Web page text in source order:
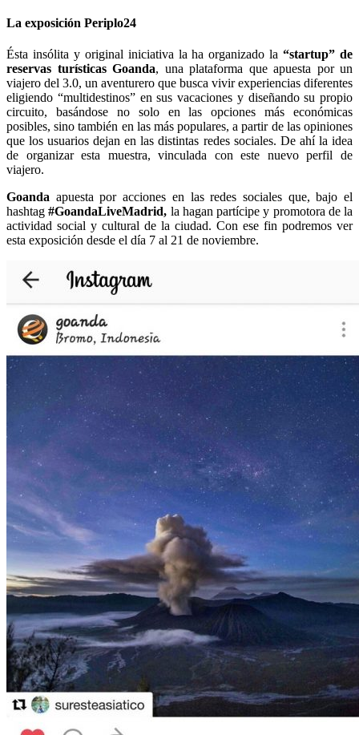
La exposición Periplo24
Ésta insólita y original iniciativa la ha organizado la “startup” de
reservas turísticas Goanda, una plataforma que apuesta por un
viajero del 3.0, un aventurero que busca vivir experiencias diferentes
eligiendo “multidestinos” en sus vacaciones y diseñando su propio
circuito, basándose no solo en las opciones más económicas
posibles, sino también en las más populares, a partir de las opiniones
que los usuarios dejan en las distintas redes sociales. De ahí la idea
de organizar esta muestra, vinculada con este nuevo perfil de
viajero.
Goanda apuesta por acciones en las redes sociales que, bajo el
hashtag#GoandaLiveMadrid, la hagan partícipe y promotora de la
actividad social y cultural de la ciudad. Con ese fin podremos ver
esta exposición desde el día 7 al 21 de noviembre.